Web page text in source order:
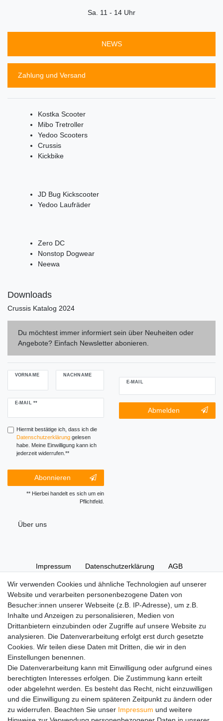
Sa. 11 - 14 Uhr
NEWS
Zahlung und Versand
Kostka Scooter
Mibo Tretroller
Yedoo Scooters
Crussis
Kickbike
JD Bug Kickscooter
Yedoo Laufräder
Zero DC
Nonstop Dogwear
Neewa
Downloads
Crussis Katalog 2024
Du möchtest immer informiert sein über Neuheiten oder
Angebote? Einfach Newsletter abonieren.
VORNAME NACHNAME
E-MAIL **
Newsletter
Hiermit bestätige ich, dass ich die
Daten­schutz­erklärunggelesen
habe. Meine Einwilligung kann ich
jederzeit widerrufen.**
Abonnieren
** Hierbei handelt es sich um ein
Pflichtfeld.
E-MAIL
Newsletter-
Abmeldung
Abmelden
Wir verwenden Cookies und ähnliche Technologien auf unserer
Website und verarbeiten personenbezogene Daten von
Besucher:innen unserer Webseite (z.B. IP-Adresse), um z.B.
Inhalte und Anzeigen zu personalisieren, Medien von
Drittanbietern einzubinden oder Zugriffe auf unsere Website zu
analysieren. Die Datenverarbeitung erfolgt erst durch gesetzte
Cookies. Wir teilen diese Daten mit Dritten, die wir in den
Einstellungen benennen.
Die Datenverarbeitung kann mit Einwilligung oder aufgrund eines
berechtigten Interesses erfolgen. Die Zustimmung kann erteilt
oder abgelehnt werden. Es besteht das Recht, nicht einzuwilligen
und die Einwilligung zu einem späteren Zeitpunkt zu ändern oder
zu widerrufen. Beachten Sie unser Impressum und weitere
Über uns
Impressum Daten­schutz­erklärung AGB
Widerrufs­recht Vertrag widerrufen Kontakt
Hinweise zur Batterieentsorgung
Im Zusammenhang mit dem Vertrieb von Batterien oder mit
der Lieferung von Geräten, die Batterien enthalten, sind wir
verpflichtet, Sie auf folgendes hinzuweisen:
Sie sind zur Rückgabe gebrauchter Batterien als Endnutzer
gesetzlich verpflichtet. Sie können Altbatterien, die wir als
Neubatterien im Sortiment führen oder geführt haben,
unentgeltlich an unserem Versandlager (Versandadresse)
zurückgeben. Die auf den Batterien abgebildeten Symbole